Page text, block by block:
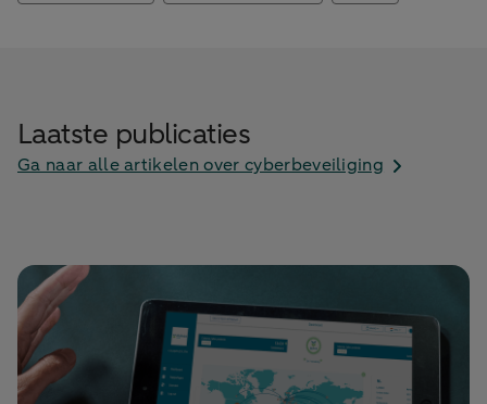
Laatste publicaties
Ga naar alle artikelen over cyberbeveiliging